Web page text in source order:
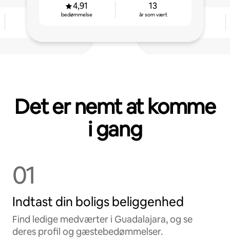
4,91
bedømmelse
13
år som vært
Det er nemt at komme
i gang
01
Indtast din boligs beliggenhed
Find ledige medværter i Guadalajara, og se
deres profil og gæstebedømmelser.